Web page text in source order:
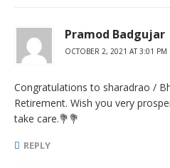
Pramod Badgujar
OCTOBER 2, 2021 AT 3:01 PM
Congratulations to sharadrao /
Retirement. Wish you very
take care.💐💐
REPLY